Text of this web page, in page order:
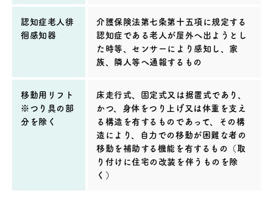
認知症老人徘
徊感知器
介護保険法第七条第十五項に規定する
認知症である老人が屋外へ出ようとし
た時等、センサーにより感知し、家
族、隣人等へ通報するもの
移動用リフト
※つり具の部
分を除く
床走行式、固定式又は据置式であり、
かつ、身体をつり上げ又は体重を支え
る構造を有するものであって、その構
造により、自力での移動が困難な者の
移動を補助する機能を有するもの（取
り付けに住宅の改装を伴うものを除
く）